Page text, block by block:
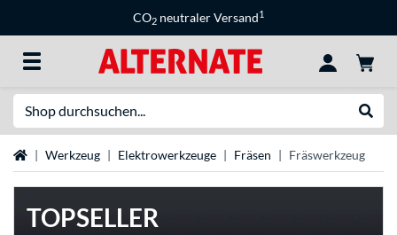
CO2 neutraler Versand1
StartseiteWerkzeug Elektrowerkzeuge Fräsen Fräswerkzeug
TOPSELLER